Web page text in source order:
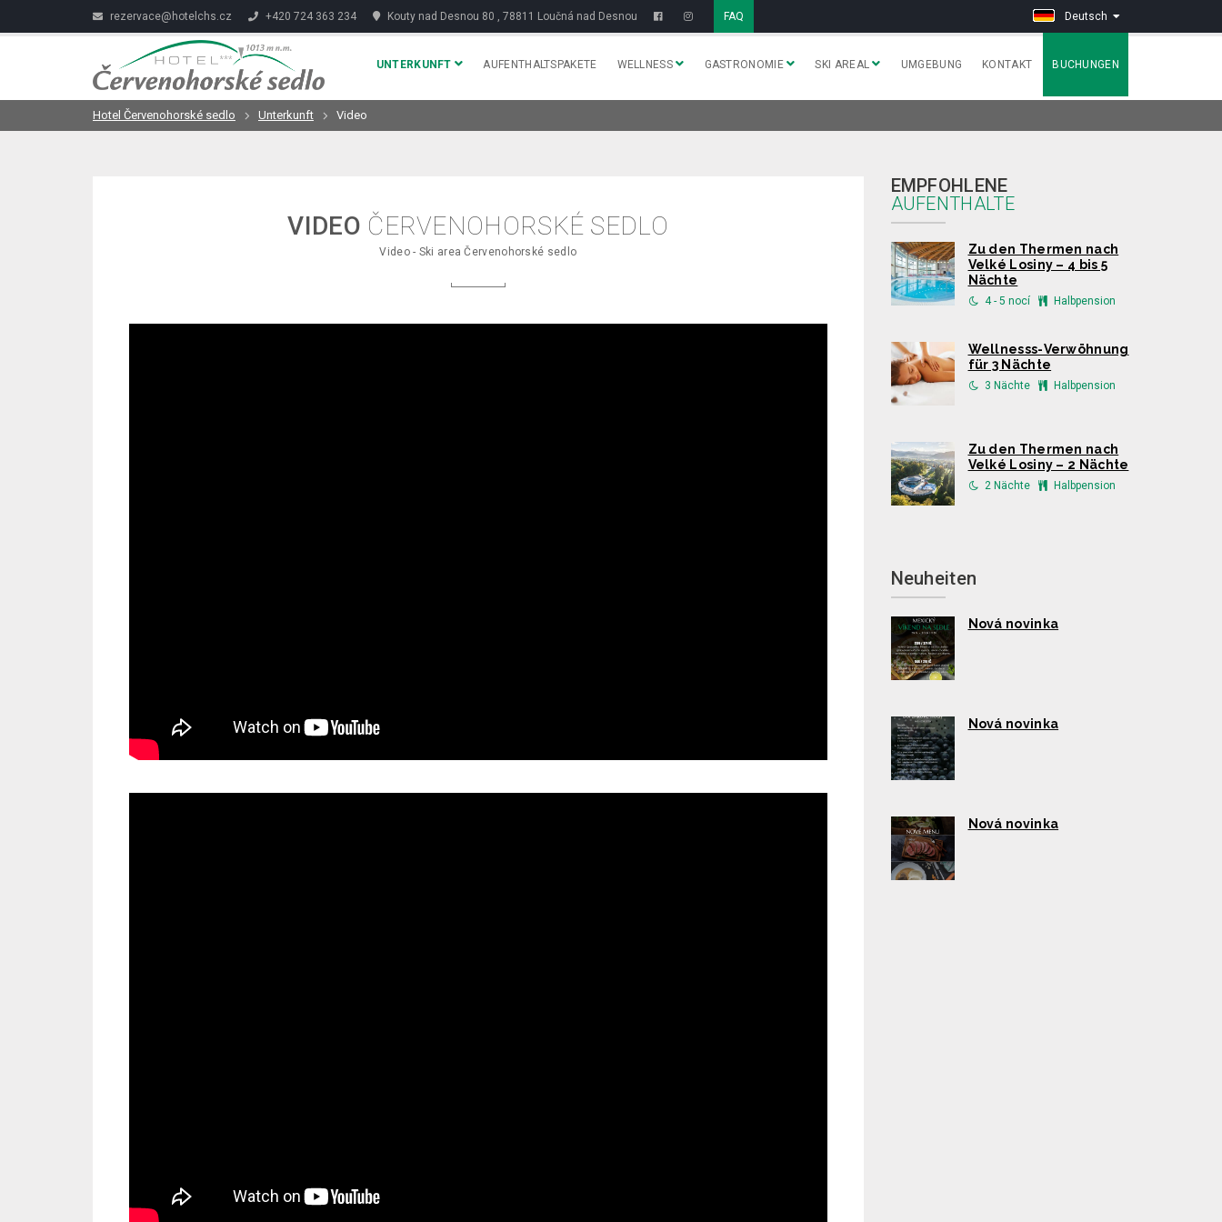
rezervace@hotelchs.cz +420 724 363 234 Kouty nad Desnou 80 , 78811 Loučná nad Desnou FAQ Deutsch
UNTERKUNFT AUFENTHALTSPAKETE WELLNESS GASTRONOMIE SKI AREAL UMGEBUNG KONTAKT BUCHUNGEN
Hotel Červenohorské sedlo Unterkunft Video
VIDEO ČERVENOHORSKÉ SEDLO
Video - Ski area Červenohorské sedlo
EMPFOHLENE
AUFENTHALTE
Zu den Thermen nach
Velké Losiny – 4 bis 5
Nächte
4 - 5 nocí Halbpension
Wellnesss-Verwöhnung
für 3 Nächte
3 Nächte Halbpension
Zu den Thermen nach
Velké Losiny – 2 Nächte
2 Nächte Halbpension
Neuheiten
Nová novinka
Nová novinka
Nová novinka